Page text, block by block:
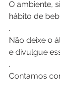
O ambiente,
hábito de
.
Não deixe o
e divulgue
.
Contamos